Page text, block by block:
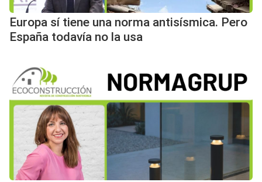
Europa sí tiene una norma antisísmica. Pero
España todavía no la usa